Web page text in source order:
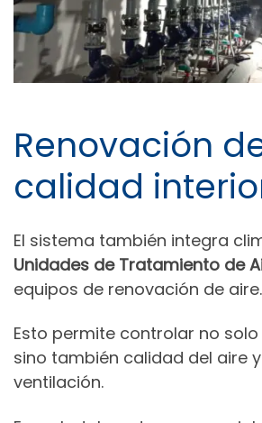
Renovación
calidad
El sistema también integra
Unidades de Tratamiento de
equipos de renovación de aire.
Esto permite controlar no
sino también calidad del aire
ventilación.